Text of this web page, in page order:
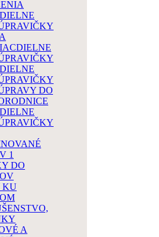
DO
1
DO
KU
A